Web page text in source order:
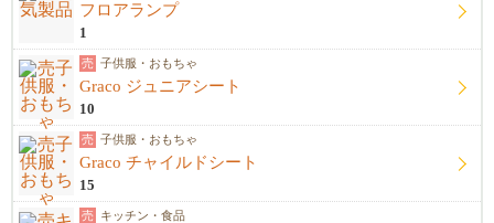
フロアランプ
1
売 子供服・おもちゃ
Graco ジュニアシート
10
売 子供服・おもちゃ
Graco チャイルドシート
15
売 キッチン・食品